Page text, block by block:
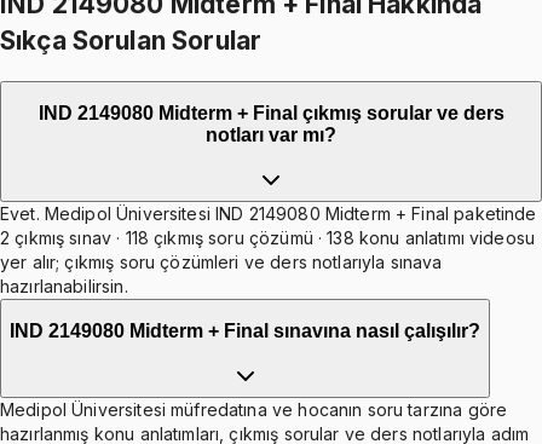
Sıkça Sorulan Sorular
IND 2149080 Midterm + Final çıkmış sorular ve ders
notları var mı?
Evet. Medipol Üniversitesi IND 2149080 Midterm + Final paketinde
2 çıkmış sınav · 118 çıkmış soru çözümü · 138 konu anlatımı videosu
yer alır; çıkmış soru çözümleri ve ders notlarıyla sınava
hazırlanabilirsin.
IND 2149080 Midterm + Final sınavına nasıl çalışılır?
Medipol Üniversitesi müfredatına ve hocanın soru tarzına göre
hazırlanmış konu anlatımları, çıkmış sorular ve ders notlarıyla adım